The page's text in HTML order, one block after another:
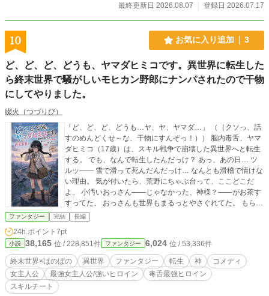
最終更新日 2026.08.07
登録日 2026.07.17
10 お気に入り追加 3
ど、ど、ど、どうも、ヤマダヒミコです。異世界に転生した
ら終末世界で騒がしいモヒカン野郎にナンパされたので干物
にしてやりました。
綴火（つづりび）
「ど、ど、ど、どうも…ヤ、ヤ、ヤマダ…」 （（クソっ、話
すのめんどくせ～な、干物にすんぞっ！）） 脳内毒舌、ヤマ
ダヒミコ（17歳）は、スキル戦争で崩壊した異世界へと転生
する。 でも、なんで転生したんだっけ？ あっ、あの日… ツ
ルッ—— 雪で滑って死んだんだっけ… なんとも滑稽で情けな
い理由。 気が付いたら、荒野にちゃぶ台って、ここどこだ
よ。 小汚いおっさん——じゃなかった、神様？——がお茶す
すってた。 おっさんも世界もまるっとやさぐれてた。 もらっ
たスキルは、使わなそうなのも含めて色々… （（スキルでな
にしろってんだよ。クソが。）） ウッヒャヒャ～なモヒカン
野郎が騒がしい終末世界—— ヤマダヒミコは、チートなスキ
ルで無双するのか？
ファンタジー 完結 長編
24h.ポイント 7pt
小説 38,165 位 / 228,851件 ファンタジー 6,024 位 / 53,336件
終末世界×ほのぼの 異世界 ファンタジー 転生 神
コメディ
女主人公
最強女主人公/強いヒロイン
毒舌最強ヒロイン
スキルチート